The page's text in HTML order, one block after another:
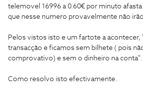
telemovel 16996 a 0.60€ por minuto
que nesse numero provavelmente não
Pelos vistos isto e um fartote a acontecer,
transacção e ficamos sem bilhete ( pois
comprovativo) e sem o dinheiro na conta".
Como resolvo isto efectivamente.